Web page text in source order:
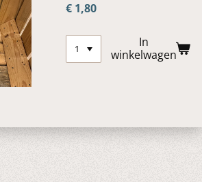
€ 1,80
In
winkelwagen